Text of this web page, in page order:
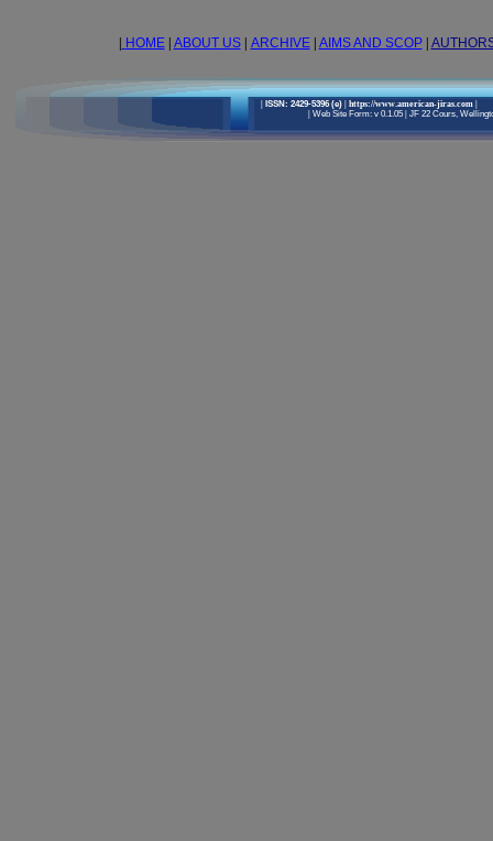
| HOME | ABOUT US | ARCHIVE | AIMS AND SCOP |
| ISSN: 2429-5396 (e)| https://www.american-jiras.com |
| Web Site Form: v 0.1.05 | JF 22 Cours,